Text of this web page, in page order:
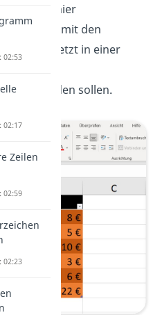
haben wir hier
Produkte mit den
die jetzt in einer
werden sollen.
02:53
02:17
Zeilen
02:59
02:23